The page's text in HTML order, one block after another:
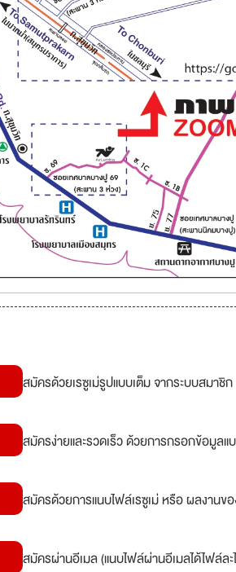
สมัครด้วยเรซูเม่รูปแบบเต็ม จากระบบสมาชิ
สมัครง่ายและรวดเร็ว ด้วยการกรอกข้อมูลแ
สมัครด้วยการแนบไฟล์เรซูเม่ หรือ ผลงานข
สมัครผ่านอีเมล (แนบไฟล์ผ่านอีเมลได้ไฟล์ล